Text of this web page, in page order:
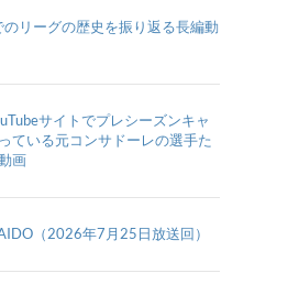
のリーグの歴史を振り返る長編動
サイトでプレシーズンキャ
ている元コンサドーレの選手た
画
（2026年7月25日放送回）